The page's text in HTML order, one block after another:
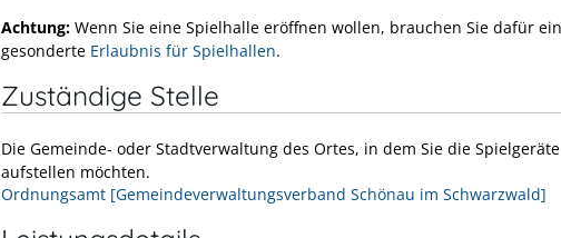
Achtung: Wenn Sie eine Spielhalle eröffnen wollen, brauchen Sie dafür
gesonderte Erlaubnis für Spielhallen.
Zuständige Stelle
Die Gemeinde- oder Stadtverwaltung des Ortes, in dem Sie die Spielgeräte
aufstellen möchten.
Ordnungsamt [Gemeindeverwaltungsverband Schönau im Schwarzwald]